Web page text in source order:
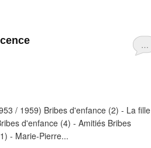
…
/ 1959) Bribes d'enfance (2) - La fille
d'enfance (4) - Amitiés Bribes
- Marie-Pierre...